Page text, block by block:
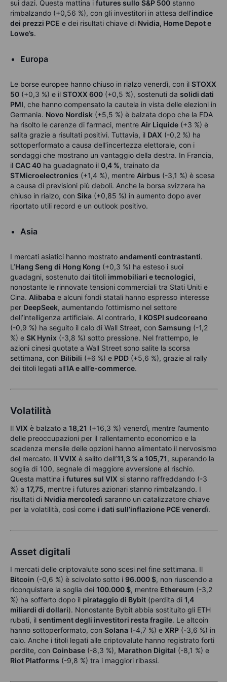
sui dazi. Questa mattina i futures sullo S&P 500 stanno
rimbalzando (+0,56 %), con gli investitori in attesa dell’indice
dei prezzi PCE e dei risultati chiave di Nvidia, Home Depot e
Lowe’s.
Europa
Le borse europee hanno chiuso in rialzo venerdì, con il STOXX
50 (+0,3 %) e il STOXX 600 (+0,5 %), sostenuti da solidi dati
PMI, che hanno compensato la cautela in vista delle elezioni in
Germania. Novo Nordisk (+5,5 %) è balzata dopo che la FDA
ha risolto le carenze di farmaci, mentre Air Liquide (+3 %) è
salita grazie a risultati positivi. Tuttavia, il DAX (-0,2 %) ha
sottoperformato a causa dell’incertezza elettorale, con i
sondaggi che mostrano un vantaggio della destra. In Francia,
il CAC 40 ha guadagnato il 0,4 %, trainato da
STMicroelectronics (+1,4 %), mentre Airbus (-3,1 %) è scesa
a causa di previsioni più deboli. Anche la borsa svizzera ha
chiuso in rialzo, con Sika (+0,85 %) in aumento dopo aver
riportato utili record e un outlook positivo.
Asia
I mercati asiatici hanno mostrato andamenti contrastanti.
L’Hang Seng di Hong Kong (+0,3 %) ha esteso i suoi
guadagni, sostenuto dai titoli immobiliari e tecnologici,
nonostante le rinnovate tensioni commerciali tra Stati Uniti e
Cina. Alibaba e alcuni fondi statali hanno espresso interesse
per DeepSeek, aumentando l’ottimismo nel settore
dell’intelligenza artificiale. Al contrario, il KOSPI sudcoreano
(-0,9 %) ha seguito il calo di Wall Street, con Samsung (-1,2
%) e SK Hynix (-3,8 %) sotto pressione. Nel frattempo, le
azioni cinesi quotate a Wall Street sono salite la scorsa
settimana, con Bilibili (+6 %) e PDD (+5,6 %), grazie al rally
dei titoli legati all’IA e all’e-commerce.
Volatilità
Il VIX è balzato a 18,21 (+16,3 %) venerdì, mentre l’aumento
delle preoccupazioni per il rallentamento economico e la
scadenza mensile delle opzioni hanno alimentato il nervosismo
del mercato. Il VVIX è salito dell’11,3 % a 105,71, superando la
soglia di 100, segnale di maggiore avversione al rischio.
Questa mattina i futures sul VIX si stanno raffreddando (-3
%) a 17,75, mentre i futures azionari stanno rimbalzando. I
risultati di Nvidia mercoledì saranno un catalizzatore chiave
per la volatilità, così come i dati sull’inflazione PCE venerdì.
Asset digitali
I mercati delle criptovalute sono scesi nel fine settimana. Il
Bitcoin (-0,6 %) è scivolato sotto i 96.000 $, non riuscendo a
riconquistare la soglia dei 100.000 $, mentre Ethereum (-3,2
%) ha sofferto dopo il pirataggio di Bybit (perdita di 1,4
miliardi di dollari). Nonostante Bybit abbia sostituito gli ETH
rubati, il sentiment degli investitori resta fragile. Le altcoin
hanno sottoperformato, con Solana (-4,7 %) e XRP (-3,6 %) in
calo. Anche i titoli legati alle criptovalute hanno registrato forti
perdite, con Coinbase (-8,3 %), Marathon Digital (-8,1 %) e
Riot Platforms (-9,8 %) tra i maggiori ribassi.